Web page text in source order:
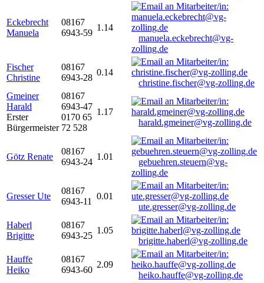
Eckebrecht
Manuela
08167
6943-59
1.14
manuela.eckebrecht@vg-
zolling.de
Fischer
Christine
08167
6943-28
0.14
christine.fischer@vg-zolling.de
Gmeiner
Harald
Erster
Bürgermeister
08167
6943-47
0170 65
72 528
1.17
harald.gmeiner@vg-zolling.de
Götz Renate
08167
6943-24
1.01
gebuehren.steuern@vg-
zolling.de
Gresser Ute
08167
6943-11
0.01
ute.gresser@vg-zolling.de
Haberl
Brigitte
08167
6943-25
1.05
brigitte.haberl@vg-zolling.de
Hauffe
Heiko
08167
6943-60
2.09
heiko.hauffe@vg-zolling.de